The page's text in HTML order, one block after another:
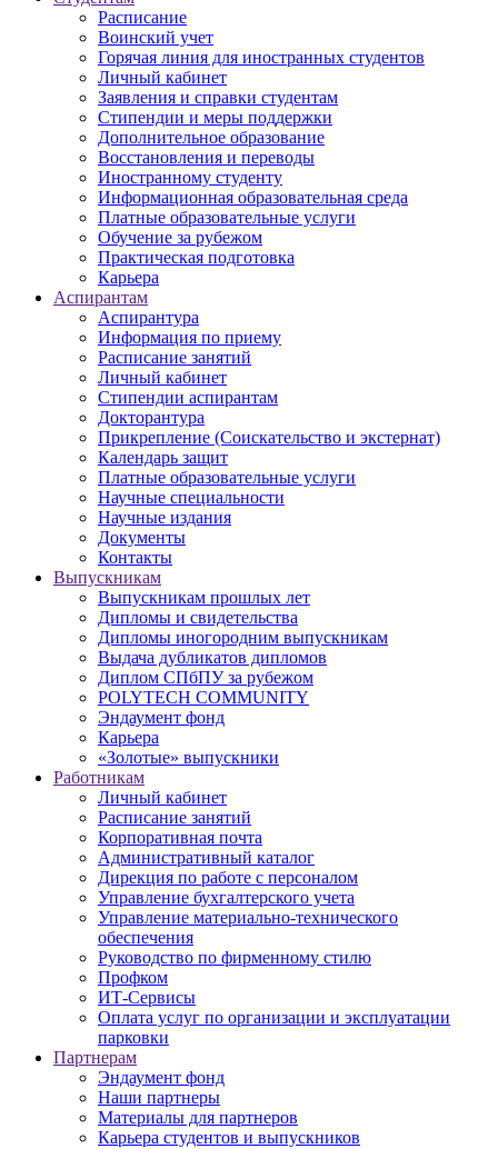
Расписание
Воинский учет
Горячая линия для иностранных студентов
Личный кабинет
Заявления и справки студентам
Стипендии и меры поддержки
Дополнительное образование
Восстановления и переводы
Иностранному студенту
Информационная образовательная среда
Платные образовательные услуги
Обучение за рубежом
Практическая подготовка
Карьера
Аспирантам
Аспирантура
Информация по приему
Расписание занятий
Личный кабинет
Стипендии аспирантам
Докторантура
Прикрепление (Соискательство и экстернат)
Календарь защит
Платные образовательные услуги
Научные специальности
Научные издания
Документы
Контакты
Выпускникам
Выпускникам прошлых лет
Дипломы и свидетельства
Дипломы иногородним выпускникам
Выдача дубликатов дипломов
Диплом СПбПУ за рубежом
POLYTECH COMMUNITY
Эндаумент фонд
Карьера
«Золотые» выпускники
Работникам
Личный кабинет
Расписание занятий
Корпоративная почта
Административный каталог
Дирекция по работе с персоналом
Управление бухгалтерского учета
Управление материально-технического
обеспечения
Руководство по фирменному стилю
Профком
ИТ-Сервисы
Оплата услуг по организации и эксплуатации
парковки
Партнерам
Эндаумент фонд
Наши партнеры
Материалы для партнеров
Карьера студентов и выпускников